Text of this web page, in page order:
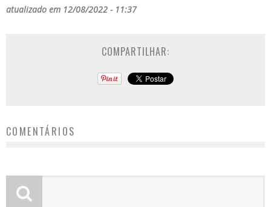
atualizado em 12/08/2022 - 11:37
COMPARTILHAR:
COMENTÁRIOS